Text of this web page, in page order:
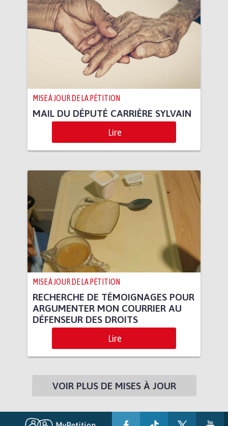
MISE À JOUR DE LA PÉTITION
MAIL DU DÉPUTÉ CARRIÈRE SYLVAIN
Lire
MISE À JOUR DE LA PÉTITION
RECHERCHE DE TÉMOIGNAGES POUR
ARGUMENTER MON COURRIER AU
DÉFENSEUR DES DROITS
Lire
VOIR PLUS DE MISES À JOUR